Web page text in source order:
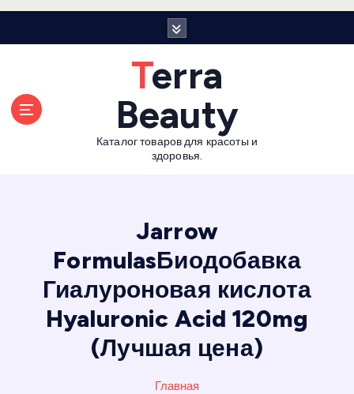
Terra
Beauty
Каталог товаров для красоты и
здоровья.
Jarrow
FormulasБиодобавка
Гиалуроновая кислота
Hyaluronic Acid 120mg
(Лучшая цена)
Главная